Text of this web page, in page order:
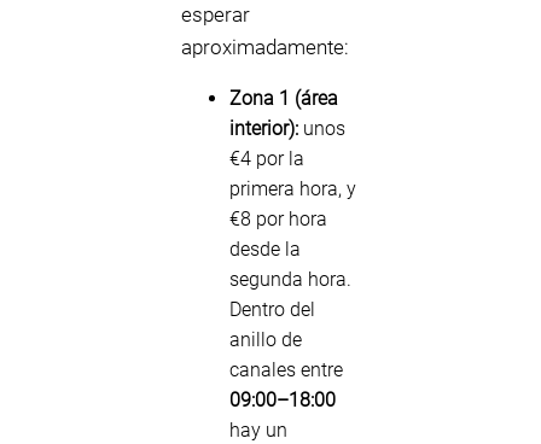
esperar
aproximadamente:
Zona 1 (área
interior): unos
€4 por la
primera hora, y
€8 por hora
desde la
segunda hora.
Dentro del
anillo de
canales entre
09:00–18:00
hay un